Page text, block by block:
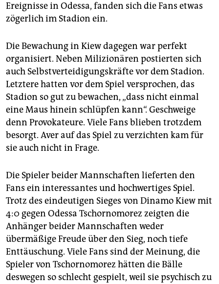
epaper login
Ereignisse in Odessa, fanden sich die Fans etwas
zögerlich im Stadion ein.
Die Bewachung in Kiew dagegen war perfekt
organisiert. Neben Milizionären postierten sich
auch Selbstverteidigungskräfte vor dem Stadion.
Letztere hatten vor dem Spiel versprochen, das
Stadion so gut zu bewachen, „dass nicht einmal
eine Maus hinein schlüpfen kann“. Geschweige
denn Provokateure. Viele Fans blieben trotzdem
besorgt. Aver auf das Spiel zu verzichten kam für
sie auch nicht in Frage.
Die Spieler beider Mannschaften lieferten den
Fans ein interessantes und hochwertiges Spiel.
Trotz des eindeutigen Sieges von Dinamo Kiew mit
4:0 gegen Odessa Tschornomorez zeigten die
Anhänger beider Mannschaften weder
übermäßige Freude über den Sieg, noch tiefe
Enttäuschung. Viele Fans sind der Meinung, die
Spieler von Tschornomorez hätten die Bälle
deswegen so schlecht gespielt, weil sie psychisch zu